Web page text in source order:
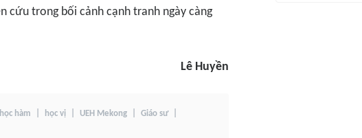
cứu trong bối cảnh cạnh tranh ngày càng
Lê Huyền
học hàm học vị UEH Mekong Giáo sư